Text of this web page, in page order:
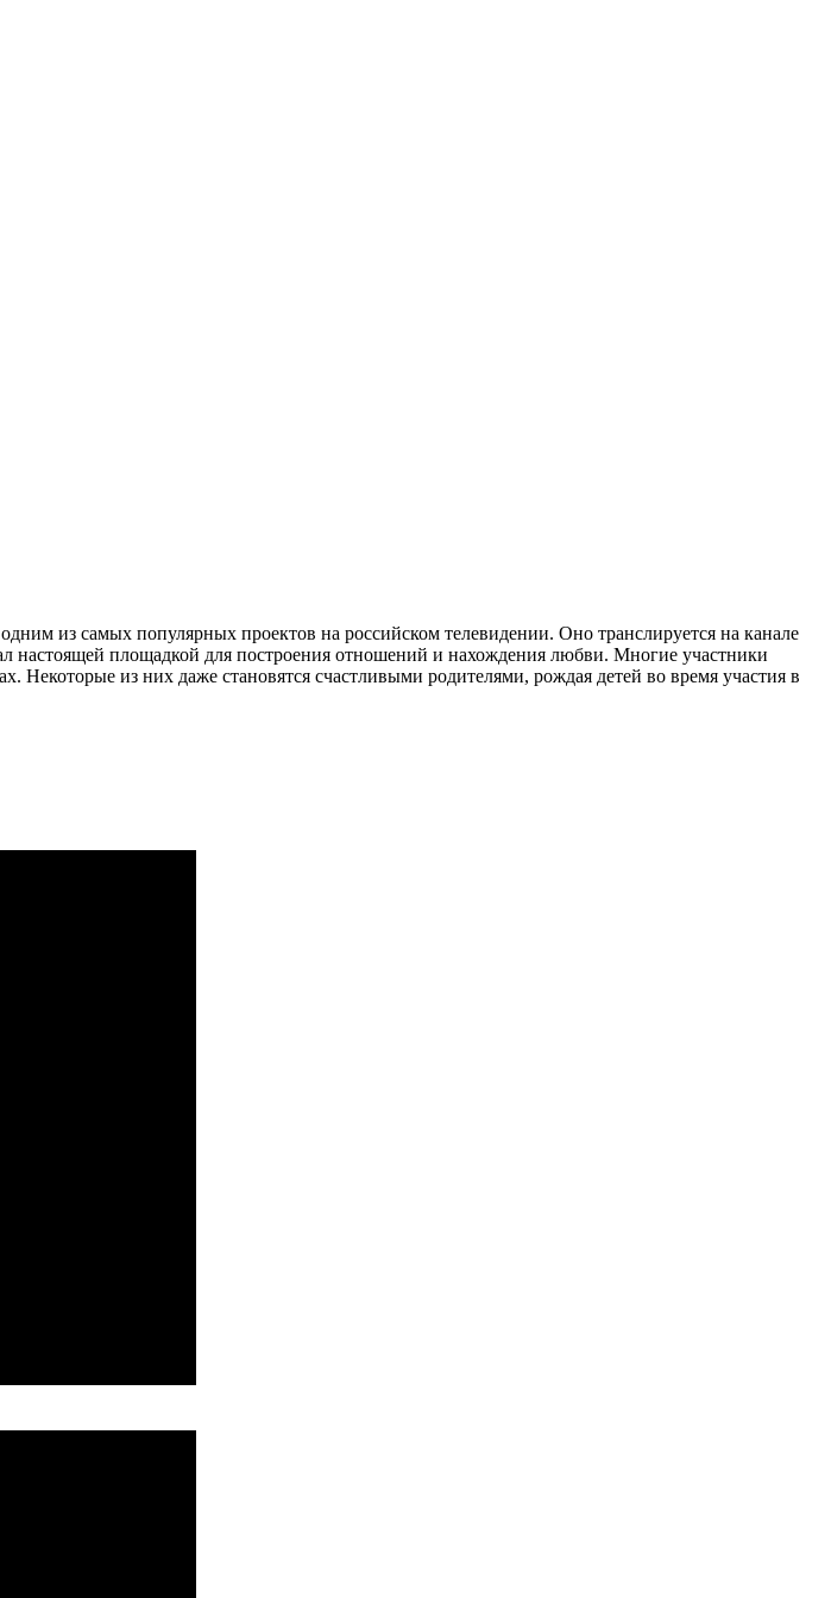
из самых популярных проектов на российском телевидении. Оно транслируется на канале
площадкой для построения отношений и нахождения любви. Многие участники
Некоторые из них даже становятся счастливыми родителями, рождая детей во время участия в